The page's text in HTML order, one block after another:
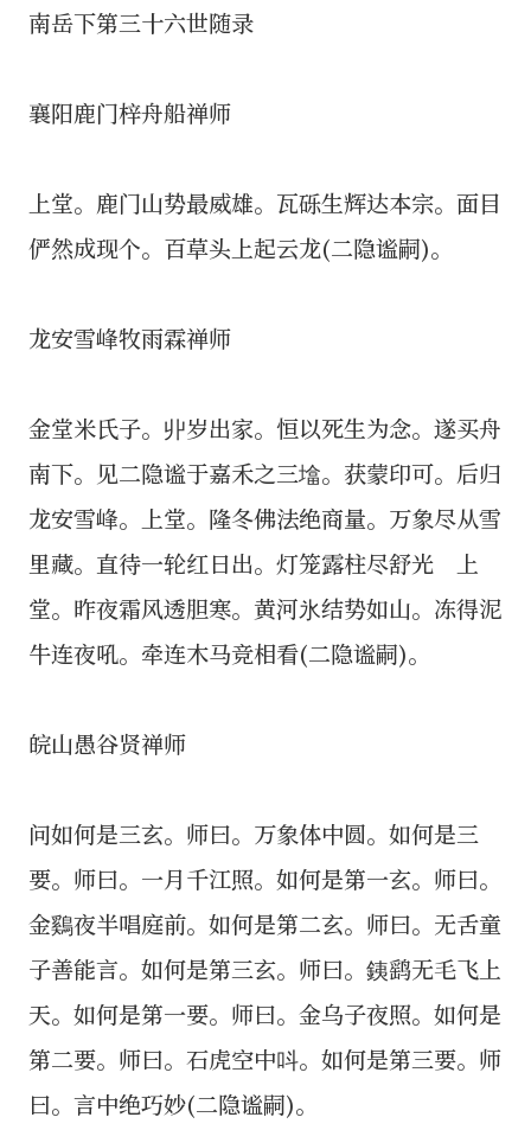
南岳下第三十六世随录
襄阳鹿门梓舟船禅师
上堂。鹿门山势最威雄。瓦砾生辉达本宗。面目
俨然成现个。百草头上起云龙(二隐谧嗣)。
龙安雪峰牧雨霖禅师
金堂米氏子。丱岁出家。恒以死生为念。遂买舟
南下。见二隐谧于嘉禾之三墖。获蒙印可。后归
龙安雪峰。上堂。隆冬佛法绝商量。万象尽从雪
里藏。直待一轮红日出。灯笼露柱尽舒光 上
堂。昨夜霜风透胆寒。黄河氷结势如山。冻得泥
牛连夜吼。牵连木马竞相看(二隐谧嗣)。
皖山愚谷贤禅师
问如何是三玄。师曰。万象体中圆。如何是三
要。师曰。一月千江照。如何是第一玄。师曰。
金鷄夜半唱庭前。如何是第二玄。师曰。无舌童
子善能言。如何是第三玄。师曰。銕鹞无毛飞上
天。如何是第一要。师曰。金乌子夜照。如何是
第二要。师曰。石虎空中呌。如何是第三要。师
曰。言中绝巧妙(二隐谧嗣)。